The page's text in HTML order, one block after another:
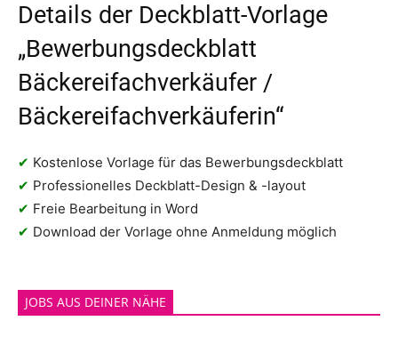
Details der Deckblatt-Vorlage
„Bewerbungsdeckblatt
Bäckereifachverkäufer /
Bäckereifachverkäuferin“
✔ Kostenlose Vorlage für das Bewerbungsdeckblatt
✔ Professionelles Deckblatt-Design & -layout
✔ Freie Bearbeitung in Word
✔ Download der Vorlage ohne Anmeldung möglich
JOBS AUS DEINER NÄHE